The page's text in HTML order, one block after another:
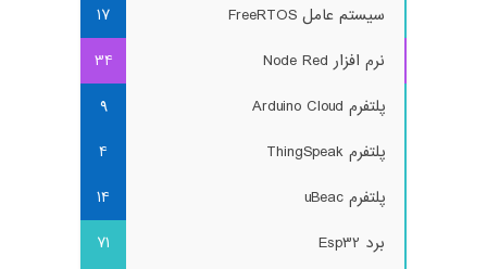
سیستم عامل FreeRTOS
17
نرم افزار Node Red
34
پلتفرم Arduino Cloud
9
پلتفرم ThingSpeak
4
پلتفرم uBeac
14
برد Esp32
71